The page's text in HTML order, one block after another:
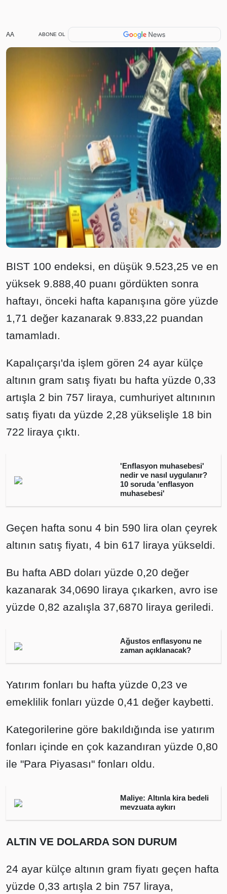
AA ABONE OL
BIST 100 endeksi, en düşük 9.523,25 ve en
yüksek 9.888,40 puanı gördükten sonra
haftayı, önceki hafta kapanışına göre yüzde
1,71 değer kazanarak 9.833,22 puandan
tamamladı.
Kapalıçarşı'da işlem gören 24 ayar külçe
altının gram satış fiyatı bu hafta yüzde 0,33
artışla 2 bin 757 liraya, cumhuriyet altınının
satış fiyatı da yüzde 2,28 yükselişle 18 bin
722 liraya çıktı.
'Enflasyon muhasebesi'
nedir ve nasıl uygulanır?
10 soruda 'enflasyon
muhasebesi'
Geçen hafta sonu 4 bin 590 lira olan çeyrek
altının satış fiyatı, 4 bin 617 liraya yükseldi.
Bu hafta ABD doları yüzde 0,20 değer
kazanarak 34,0690 liraya çıkarken, avro ise
yüzde 0,82 azalışla 37,6870 liraya geriledi.
Ağustos enflasyonu ne
zaman açıklanacak?
Yatırım fonları bu hafta yüzde 0,23 ve
emeklilik fonları yüzde 0,41 değer kaybetti.
Kategorilerine göre bakıldığında ise yatırım
fonları içinde en çok kazandıran yüzde 0,80
ile "Para Piyasası" fonları oldu.
Maliye: Altınla kira bedeli
mevzuata aykırı
ALTIN VE DOLARDA SON DURUM
24 ayar külçe altının gram fiyatı geçen hafta
yüzde 0,33 artışla 2 bin 757 liraya,